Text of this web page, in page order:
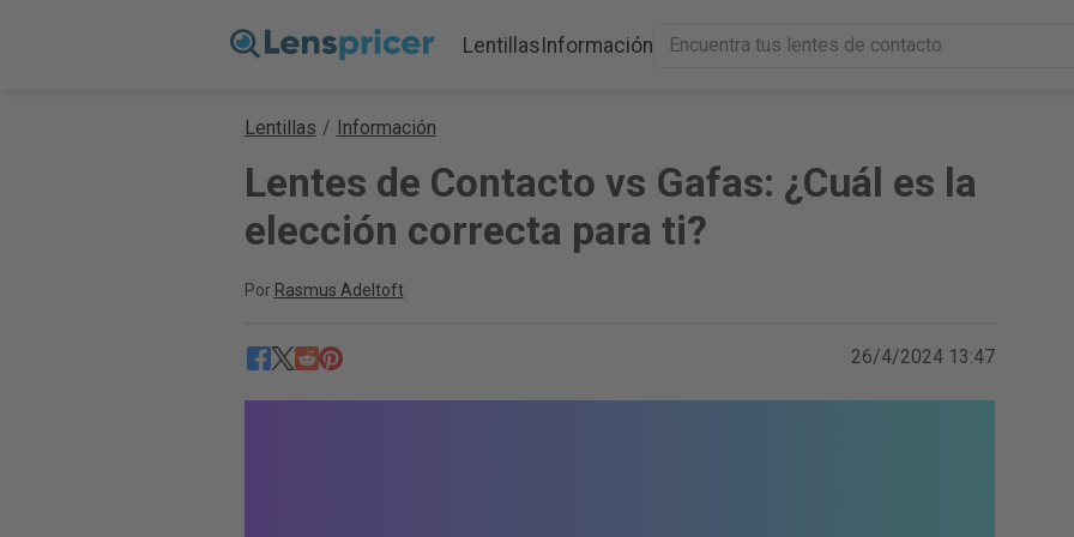
LentillasInformación
Lentillas / Información
Lentes de Contacto vs Gafas: ¿Cuál es la
elección correcta para ti?
Por Rasmus Adeltoft
26/4/2024 13:47